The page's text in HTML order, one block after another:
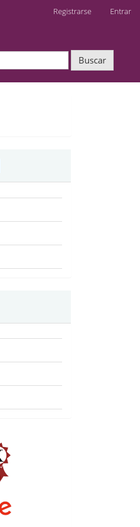
Registrarse Entrar
Buscar